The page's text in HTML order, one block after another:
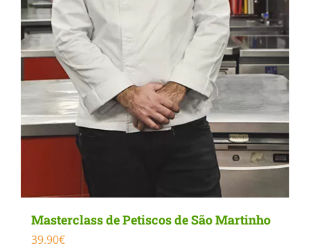
Masterclass de Petiscos de São Martinho
39.90€